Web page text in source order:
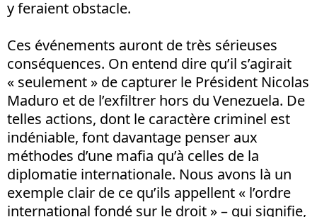
y feraient obstacle.
Ces événements auront de très sérieuses
conséquences. On entend dire qu’il s’agirait
« seulement » de capturer le Président Nicolas
Maduro et de l’exfiltrer hors du Venezuela. De
telles actions, dont le caractère criminel est
indéniable, font davantage penser aux
méthodes d’une mafia qu’à celles de la
diplomatie internationale. Nous avons là un
exemple clair de ce qu’ils appellent « l’ordre
international fondé sur le droit » – qui signifie,